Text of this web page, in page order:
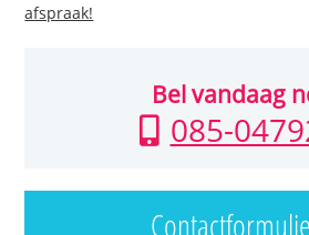
afspraak!
Bel vandaag
085-